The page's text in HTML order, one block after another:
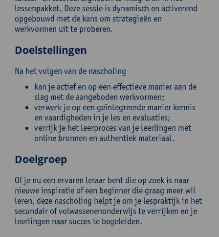
lessenpakket. Deze sessie is dynamisch en activerend
opgebouwd met de kans om strategieën en
werkvormen uit te proberen.
Doelstellingen
Na het volgen van de nascholing
kan je actief en op een effectieve manier aan de
slag met de aangeboden werkvormen;
verwerk je op een geïntegreerde manier kennis
en vaardigheden in je les en evaluaties;
verrijk je het leerproces van je leerlingen met
online bronnen en authentiek materiaal.
Doelgroep
Of je nu een ervaren leraar bent die op zoek is naar
nieuwe inspiratie of een beginner die graag meer wil
leren, deze nascholing helpt je om je lespraktijk in het
secundair of volwassenenonderwijs te verrijken en je
leerlingen naar succes te begeleiden.